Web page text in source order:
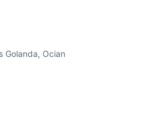
Golanda, Ocian